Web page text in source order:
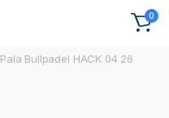
0
Pala Bullpadel HACK 04 26